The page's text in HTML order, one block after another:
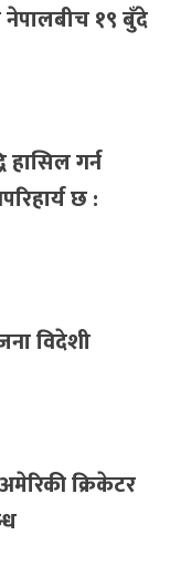
नेपालबीच १९ बुँदे
हासिल गर्न
छ :
विदेशी
क्रिकेटर